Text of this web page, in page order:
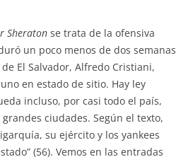
Sheraton se trata de la ofensiva
un poco menos de dos semanas
El Salvador, Alfredo Cristiani,
en estado de sitio. Hay ley
incluso, por casi todo el país,
ciudades. Según el texto,
su ejército y los yankees
(56). Vemos en las entradas